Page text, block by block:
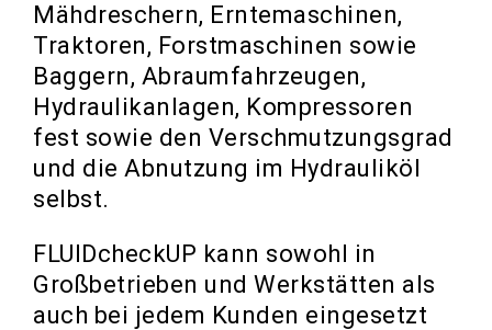
Mähdreschern, Erntemaschinen,
Traktoren, Forstmaschinen sowie
Baggern, Abraumfahrzeugen,
Hydraulikanlagen, Kompressoren
fest sowie den Verschmutzungsgrad
und die Abnutzung im Hydrauliköl
selbst.
FLUIDcheckUP kann sowohl in
Großbetrieben und Werkstätten als
auch bei jedem Kunden eingesetzt